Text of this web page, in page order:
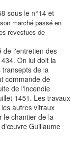
sous le n°14 et
marché passé en
revestues de
de l'entretien des
On lui doit la
transepts de la
commande de
de l'incendie
1451. Les travaux
autres vitraux
le chantier de la
d'œuvre Guillaume